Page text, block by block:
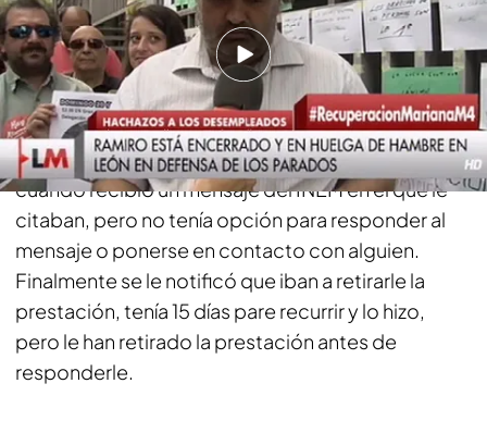
Compartir
Ramiro tuvo que marcharse de viaje por un asunto
urgente de carácter familiar. Fue entonces
cuando recibió un mensaje del INEM en el que le
citaban, pero no tenía opción para responder al
mensaje o ponerse en contacto con alguien.
Finalmente se le notificó que iban a retirarle la
prestación, tenía 15 días pare recurrir y lo hizo,
pero le han retirado la prestación antes de
responderle.